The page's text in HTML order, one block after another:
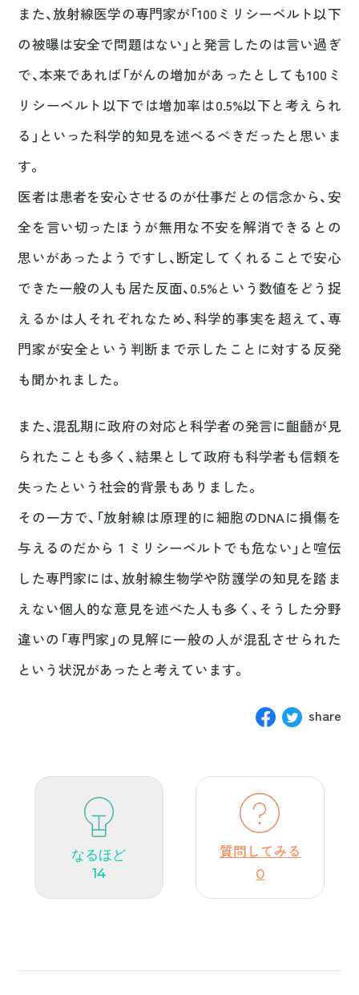
また、放射線医学の専門家が「100ミリシーベルト以下
の被曝は安全で問題はない」と発言したのは言い過ぎ
で、本来であれば「がんの増加があったとしても100ミ
リシーベルト以下では増加率は0.5%以下と考えられ
る」といった科学的知見を述べるべきだったと思いま
す。
医者は患者を安心させるのが仕事だとの信念から、安
全を言い切ったほうが無用な不安を解消できるとの
思いがあったようですし、断定してくれることで安心
できた一般の人も居た反面、0.5%という数値をどう捉
えるかは人それぞれなため、科学的事実を超えて、専
門家が安全という判断まで示したことに対する反発
も聞かれました。
また、混乱期に政府の対応と科学者の発言に齟齬が見
られたことも多く、結果として政府も科学者も信頼を
失ったという社会的背景もありました。
その一方で、「放射線は原理的に細胞のDNAに損傷を
与えるのだから１ミリシーベルトでも危ない」と喧伝
した専門家には、放射線生物学や防護学の知見を踏ま
えない個人的な意見を述べた人も多く、そうした分野
違いの「専門家」の見解に一般の人が混乱させられた
という状況があったと考えています。
share
なるほど
14
質問してみる
0